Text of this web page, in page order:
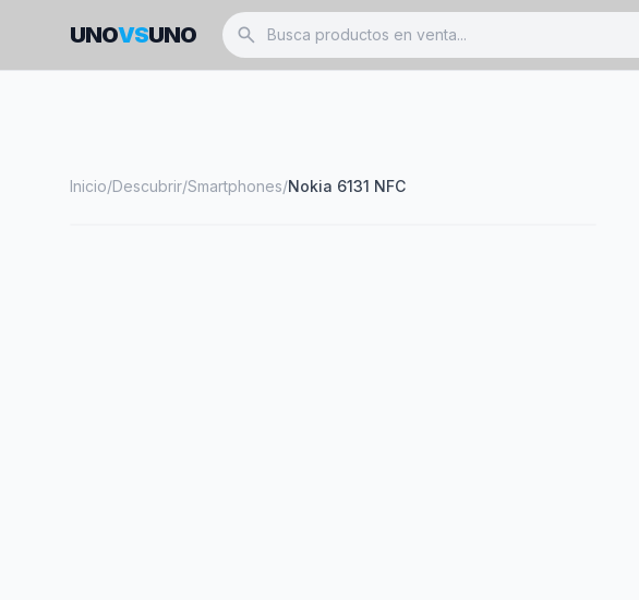
UNOVSUNO search
Inicio/Descubrir/Smartphones/Nokia 6131 NFC